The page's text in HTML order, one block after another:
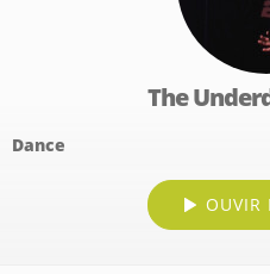
The
Dance
OUVIR